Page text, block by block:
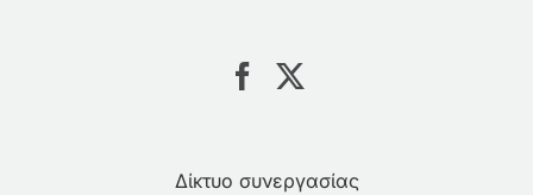
Δίκτυο συνεργασίας